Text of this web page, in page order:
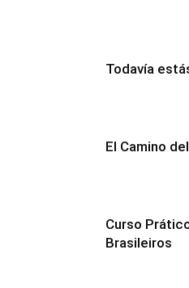
Todavía
El Camino
Curso
Brasileiros